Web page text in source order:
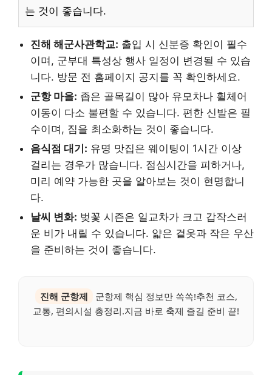
는 것이 좋습니다.
진해 해군사관학교: 출입 시 신분증 확인이 필수
이며, 군부대 특성상 행사 일정이 변경될 수 있습
니다. 방문 전 홈페이지 공지를 꼭 확인하세요.
군항 마을: 좁은 골목길이 많아 유모차나 휠체어
이동이 다소 불편할 수 있습니다. 편한 신발은 필
수이며, 짐을 최소화하는 것이 좋습니다.
음식점 대기: 유명 맛집은 웨이팅이 1시간 이상
걸리는 경우가 많습니다. 점심시간을 피하거나,
미리 예약 가능한 곳을 알아보는 것이 현명합니
다.
날씨 변화: 벚꽃 시즌은 일교차가 크고 갑작스러
운 비가 내릴 수 있습니다. 얇은 겉옷과 작은 우산
을 준비하는 것이 좋습니다.
진해 군항제
군항제 핵심 정보만 쏙쏙!추천 코스,
교통, 편의시설 총정리.지금 바로 축제 즐길 준비 끝!